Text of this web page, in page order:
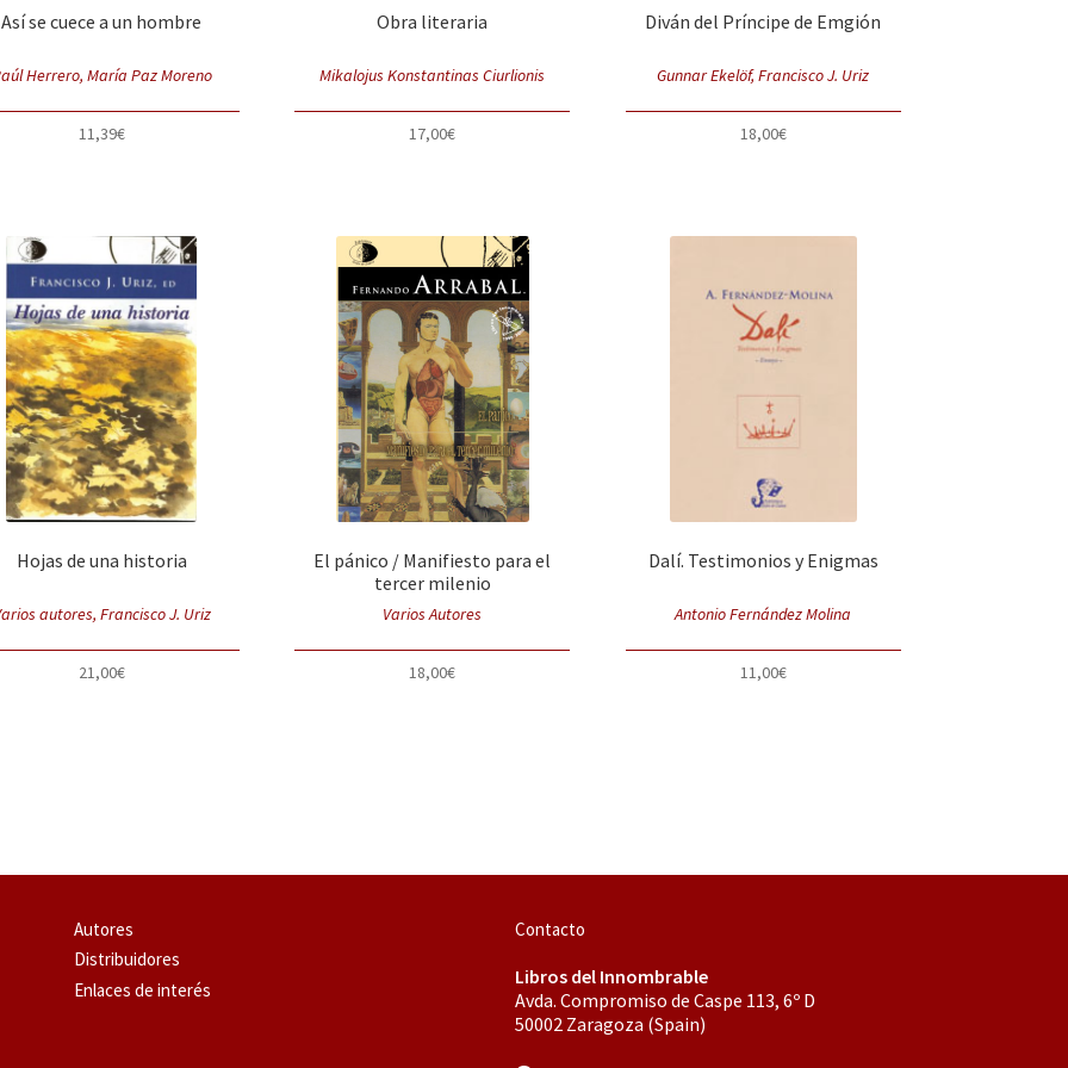
Así se cuece a un hombre
Herrero, María Paz Moreno
11,39€
Obra literaria
Mikalojus Konstantinas Ciurlionis
17,00€
Diván del Príncipe de Emgión
Gunnar Ekelöf, Francisco J. Uriz
18,00€
Hojas de una historia
autores, Francisco J. Uriz
21,00€
El pánico / Manifiesto para el
tercer milenio
Varios Autores
18,00€
Dalí. Testimonios y Enigmas
Antonio Fernández Molina
11,00€
Autores
Distribuidores
Enlaces de interés
Contacto
Libros del Innombrable
Avda. Compromiso de Caspe 113, 6º D
50002 Zaragoza (Spain)